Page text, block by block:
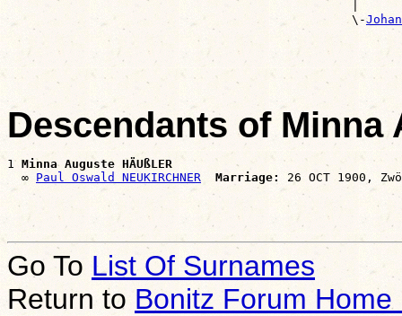
                                                \-
Descendants of Minna
1 Minna Auguste HÄUßLER
  ∞
Paul Oswald NEUKIRCHNER Marriage:
Go To List Of Surnames
Return toBonitz Forum Home